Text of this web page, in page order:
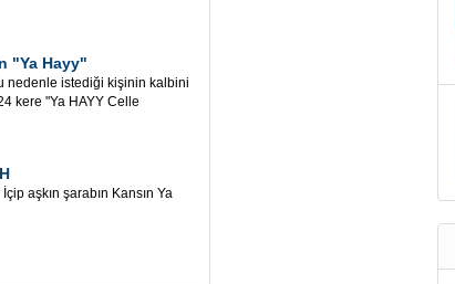
"Ya Hayy"
nedenle istediği kişinin kalbini
kere "Ya HAYY Celle
aşkın şarabın Kansın Ya